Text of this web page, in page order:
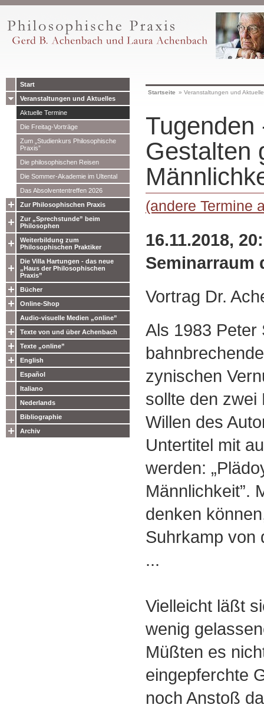
Start
Veranstaltungen und Aktuelles
Aktuelle Termine
Die Freitag-Vorträge
Zum „Studienkurs Philosophische
Praxis”
Die philosophischen Reisen
Die Sommer-Akademie im Ultental
Das Absolvententreffen 2026
Zur Philosophischen Praxis
Zur „Sprechstunde” beim
Philosophen
Weiterbildung zum
Philosophischen Praktiker
Die Villa Hartungen - das neue
„Haus der Philosophischen
Praxis”
Bücher
Online-Shop
Audio-visuelle Medien „online”
Texte von und über Achenbach
Texte „online”
English
Español
Italiano
Nederlands
Bibliographie
Archiv
Startseite » Veranstaltungen und
Tugenden
Gestalten
(andere Termine
16.11.2018,
Seminarraum
Vortrag Dr.
Als 1983 Peter
zynischen
sollte den zwei
Willen des
Untertitel mit
werden:
Männlichkeit”.
denken
Suhrkamp von
...
Vielleicht läßt
wenig
Müßten es
eingepferchte
noch Anstoß